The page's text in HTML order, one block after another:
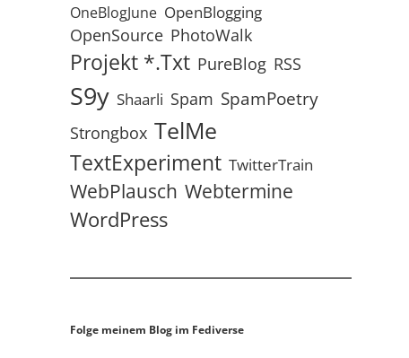
OneBlogJune OpenBlogging
OpenSource PhotoWalk
Projekt *.txt PureBlog RSS
S9y Shaarli Spam SpamPoetry
Strongbox TelMe
TextExperiment TwitterTrain
WebPlausch Webtermine
WordPress
Folge meinem Blog im Fediverse